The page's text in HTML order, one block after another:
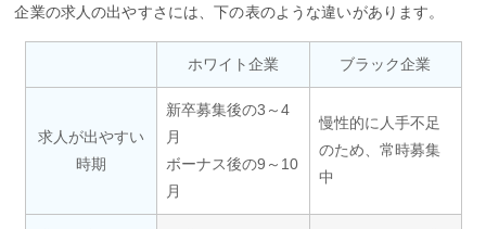
企業の求人の出やすさには、下の表のような違いがあります。
ホワイト企業 ブラック企業
求人が出やすい
時期
新卒募集後の3～4
月
ボーナス後の9～10
月
慢性的に人手不足
のため、常時募集
中